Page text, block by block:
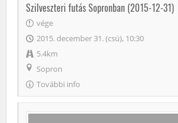
Szilveszteri futás Sopronban (2015-12-31)
vége
2015. december 31. (csü), 10:30
5.4km
Sopron
További info